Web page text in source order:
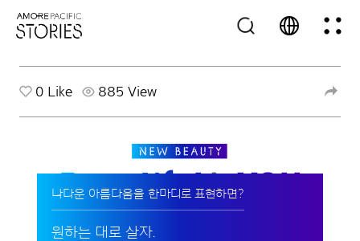
0 Like 885 View
나다운 아름다움을 한마디로 표현하면?
원하는 대로 살자.